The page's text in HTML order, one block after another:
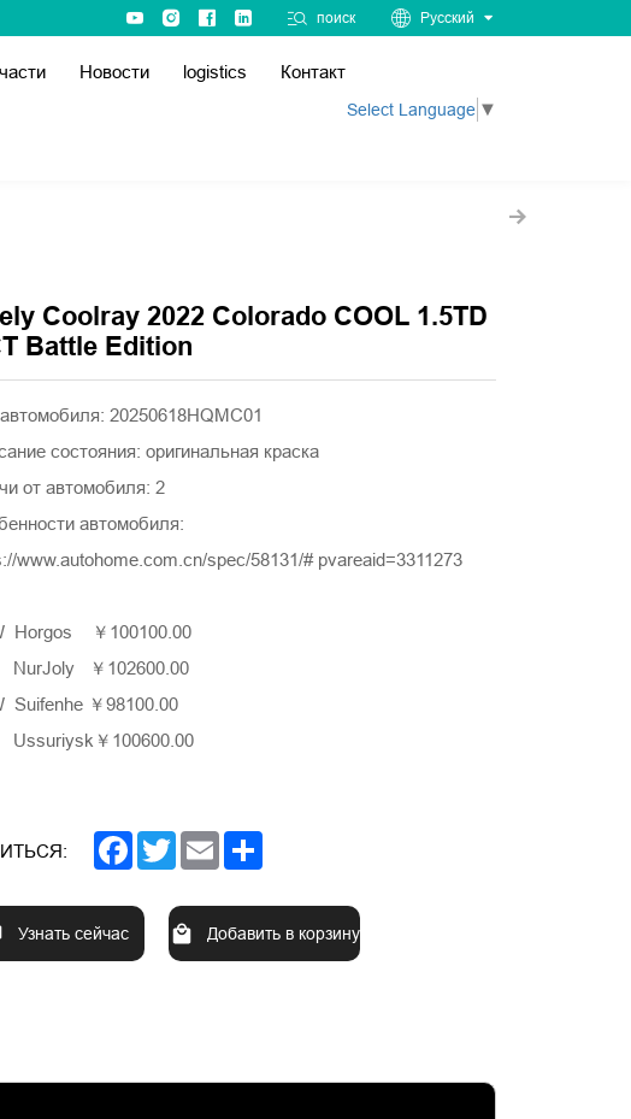
поиск Русский
Новости logistics Контакт
Select Language ▼
Coolray 2022 Colorado COOL 1.5TD
Battle Edition
20250618HQMC01
состояния: оригинальная краска
от автомобиля: 2
автомобиля:
www.autohome.com.cn/spec/58131/# pvareaid=3311273
Horgos ￥100100.00
￥102600.00
Suifenhe ￥98100.00
￥100600.00
Facebook
TwitterEmail
Узнать сейчас Добавить в корзину